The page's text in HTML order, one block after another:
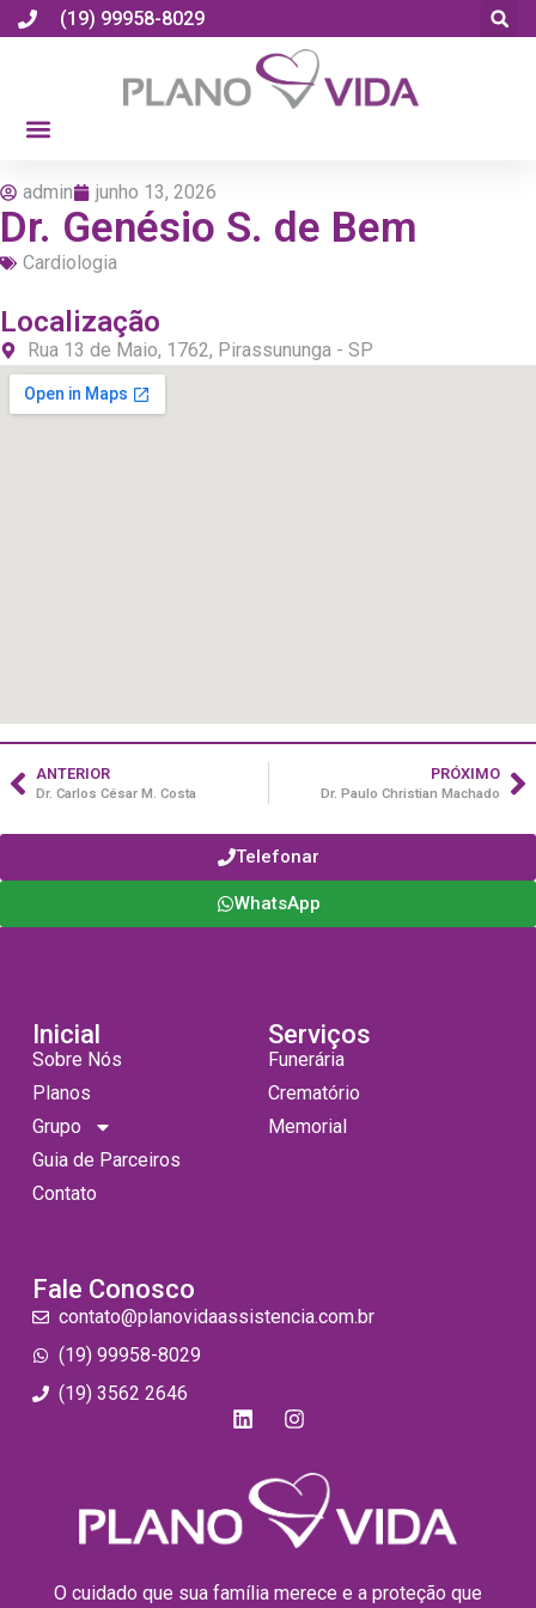
(19) 99958-8029
admin junho 13, 2026
Dr. Genésio S. de Bem
Cardiologia
Localização
Rua 13 de Maio, 1762, Pirassununga - SP
ANTERIOR
Dr. Carlos César M. Costa
PRÓXIMO
Dr. Paulo Christian Machado
Telefonar
WhatsApp
O cuidado que sua família merece e a proteção que
Inicial
Sobre Nós
Planos
Grupo
Guia de Parceiros
Contato
Serviços
Funerária
Crematório
Memorial
Fale Conosco
contato@planovidaassistencia.com.br
(19) 99958-8029
(19) 3562 2646